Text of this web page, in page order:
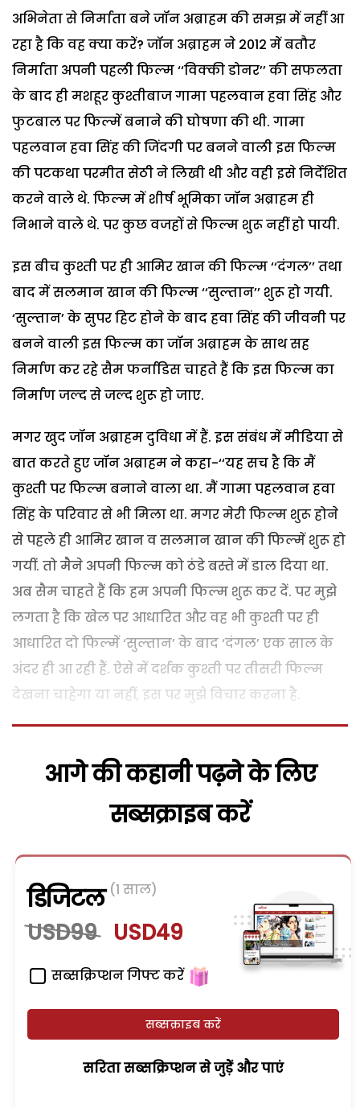
अभिनेता से निर्माता बने जॉन अब्राहम की समझ में नहीं आ
रहा है कि वह क्या करें? जॉन अब्राहम ने 2012 में बतौर
निर्माता अपनी पहली फिल्म ‘‘विक्की डोनर’’ की सफलता
के बाद ही मशहूर कुश्तीबाज गामा पहलवान हवा सिंह और
फुटबाल पर फिल्में बनाने की घोषणा की थी. गामा
पहलवान हवा सिंह की जिंदगी पर बनने वाली इस फिल्म
की पटकथा परमीत सेठी ने लिखी थी और वही इसे निर्देशित
करने वाले थे. फिल्म में शीर्ष भूमिका जॉन अब्राहम ही
निभाने वाले थे. पर कुछ वजहों से फिल्म शुरू नहीं हो पायी.
इस बीच कुश्ती पर ही आमिर खान की फिल्म ‘‘दंगल’’ तथा
बाद में सलमान खान की फिल्म ‘‘सुल्तान’’ शुरू हो गयी.
‘सुल्तान’ के सुपर हिट होने के बाद हवा सिंह की जीवनी पर
बनने वाली इस फिल्म का जॉन अब्राहम के साथ सह
निर्माण कर रहे सैम फर्नाडिस चाहते हैं कि इस फिल्म का
निर्माण जल्द से जल्द शुरू हो जाए.
मगर खुद जॉन अब्राहम दुविधा में हैं. इस संबंध में मीडिया से
बात करते हुए जॉन अब्राहम ने कहा-‘‘यह सच है कि मैं
कुश्ती पर फिल्म बनाने वाला था. मैं गामा पहलवान हवा
सिंह के परिवार से भी मिला था. मगर मेरी फिल्म शुरू होने
से पहले ही आमिर खान व सलमान खान की फिल्में शुरू हो
गयीं. तो मैने अपनी फिल्म को ठंडे बस्ते में डाल दिया था.
अब सैम चाहते हैं कि हम अपनी फिल्म शुरू कर दें. पर मुझे
लगता है कि खेल पर आधारित और वह भी कुश्ती पर ही
आधारित दो फिल्में ‘सुल्तान’ के बाद ‘दंगल’ एक साल के
अंदर ही आ रही हैं. ऐसे में दर्शक कुश्ती पर तीसरी फिल्म
देखना चाहेगा या नहीं, इस पर मुझे विचार करना है.
आगे की कहानी पढ़ने के लिए
सब्सक्राइब करें
डिजिटल (1 साल)
USD99 USD49
सब्सक्रिप्शन गिफ्ट करें
सब्सक्राइब करें
सरिता सब्सक्रिप्शन से जुड़ेें और पाएं